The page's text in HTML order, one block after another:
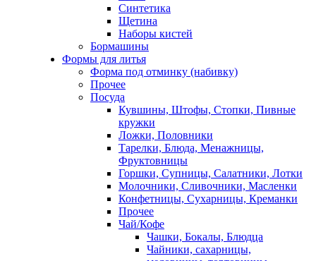
Синтетика
Щетина
Наборы кистей
Бормашины
Формы для литья
Форма под отминку (набивку)
Прочее
Посуда
Кувшины, Штофы, Стопки, Пивные
кружки
Ложки, Половники
Тарелки, Блюда, Менажницы,
Фруктовницы
Горшки, Супницы, Салатники, Лотки
Молочники, Сливочники, Масленки
Конфетницы, Сухарницы, Креманки
Прочее
Чай/Кофе
Чашки, Бокалы, Блюдца
Чайники, сахарницы,